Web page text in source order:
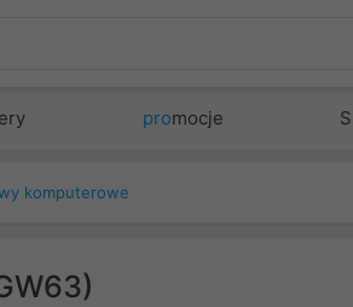
promocje
komputerowe